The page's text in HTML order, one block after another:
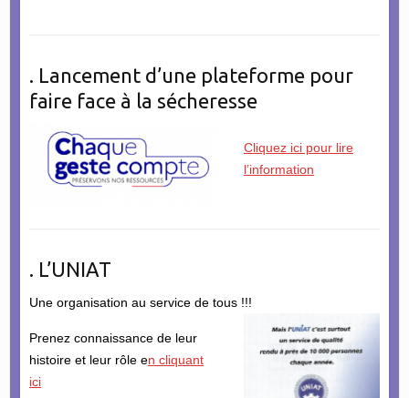
. Lancement d’une plateforme pour
faire face à la sécheresse
Cliquez ici pour lire
l’information
. L’UNIAT
Une organisation au service de tous !!!
Prenez connaissance de leur
histoire et leur rôle en cliquant
ici